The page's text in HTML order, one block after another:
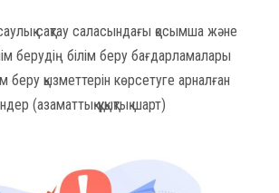
сақтау саласындағы қосымша және
берудің білім беру бағдарламалары
беру қызметтерін көрсетуге арналған
(азаматтық-құқықтық шарт)